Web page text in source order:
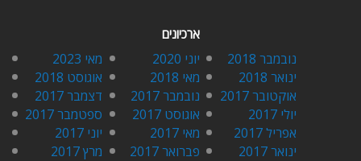
ארכיונים
מאי 2023 יוני 2020
נובמבר 2018
אוגוסט 2018
מאי 2018
ינואר 2018
דצמבר 2017
נובמבר 2017
אוקטובר 2017
ספטמבר 2017
אוגוסט 2017
יולי 2017
יוני 2017
מאי 2017
אפריל 2017
מרץ 2017
פברואר 2017 ינואר 2017